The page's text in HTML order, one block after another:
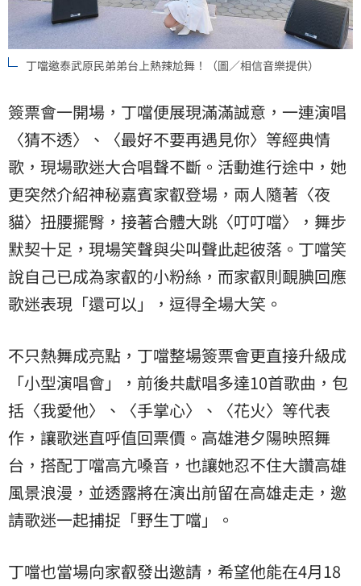
丁噹邀泰武原民弟弟台上熱辣尬舞！（圖／相信音樂提供）
簽票會一開場，丁噹便展現滿滿誠意，一連演唱
〈猜不透〉、〈最好不要再遇見你〉等經典情
歌，現場歌迷大合唱聲不斷。活動進行途中，她
更突然介紹神秘嘉賓家叡登場，兩人隨著〈夜
貓〉扭腰擺臀，接著合體大跳〈叮叮噹〉，舞步
默契十足，現場笑聲與尖叫聲此起彼落。丁噹笑
說自己已成為家叡的小粉絲，而家叡則靦腆回應
歌迷表現「還可以」，逗得全場大笑。
不只熱舞成亮點，丁噹整場簽票會更直接升級成
「小型演唱會」，前後共獻唱多達10首歌曲，包
括〈我愛他〉、〈手掌心〉、〈花火〉等代表
作，讓歌迷直呼值回票價。高雄港夕陽映照舞
台，搭配丁噹高亢嗓音，也讓她忍不住大讚高雄
風景浪漫，並透露將在演出前留在高雄走走，邀
請歌迷一起捕捉「野生丁噹」。
丁噹也當場向家叡發出邀請，希望他能在4月18